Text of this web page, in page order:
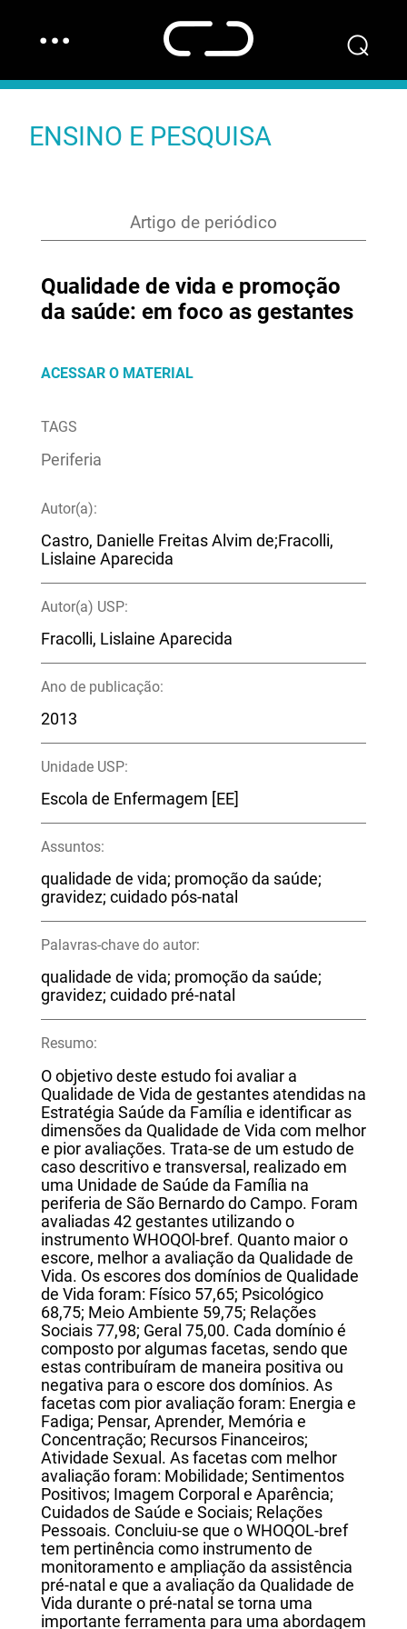
… ⌕
ENSINO E PESQUISA
Artigo de periódico
Qualidade de vida e promoção
da saúde: em foco as gestantes
ACESSAR O MATERIAL
TAGS
Periferia
Autor(a):
Castro, Danielle Freitas Alvim de;Fracolli,
Lislaine Aparecida
Autor(a) USP:
Fracolli, Lislaine Aparecida
Ano de publicação:
2013
Unidade USP:
Escola de Enfermagem [EE]
Assuntos:
qualidade de vida; promoção da saúde;
gravidez; cuidado pós-natal
Palavras-chave do autor:
qualidade de vida; promoção da saúde;
gravidez; cuidado pré-natal
Resumo:
O objetivo deste estudo foi avaliar a
Qualidade de Vida de gestantes atendidas na
Estratégia Saúde da Família e identificar as
dimensões da Qualidade de Vida com melhor
e pior avaliações. Trata-se de um estudo de
caso descritivo e transversal, realizado em
uma Unidade de Saúde da Família na
periferia de São Bernardo do Campo. Foram
avaliadas 42 gestantes utilizando o
instrumento WHOQOl-bref. Quanto maior o
escore, melhor a avaliação da Qualidade de
Vida. Os escores dos domínios de Qualidade
de Vida foram: Físico 57,65; Psicológico
68,75; Meio Ambiente 59,75; Relações
Sociais 77,98; Geral 75,00. Cada domínio é
composto por algumas facetas, sendo que
estas contribuíram de maneira positiva ou
negativa para o escore dos domínios. As
facetas com pior avaliação foram: Energia e
Fadiga; Pensar, Aprender, Memória e
Concentração; Recursos Financeiros;
Atividade Sexual. As facetas com melhor
avaliação foram: Mobilidade; Sentimentos
Positivos; Imagem Corporal e Aparência;
Cuidados de Saúde e Sociais; Relações
Pessoais. Concluiu-se que o WHOQOL-bref
tem pertinência como instrumento de
monitoramento e ampliação da assistência
pré-natal e que a avaliação da Qualidade de
Vida durante o pré-natal se torna uma
importante ferramenta para uma abordagem